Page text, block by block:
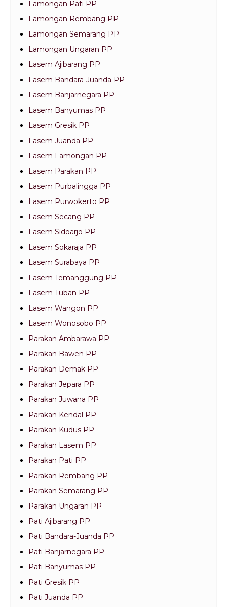
Lamongan Pati PP
Lamongan Rembang PP
Lamongan Semarang PP
Lamongan Ungaran PP
Lasem Ajibarang PP
Lasem Bandara-Juanda PP
Lasem Banjarnegara PP
Lasem Banyumas PP
Lasem Gresik PP
Lasem Juanda PP
Lasem Lamongan PP
Lasem Parakan PP
Lasem Purbalingga PP
Lasem Purwokerto PP
Lasem Secang PP
Lasem Sidoarjo PP
Lasem Sokaraja PP
Lasem Surabaya PP
Lasem Temanggung PP
Lasem Tuban PP
Lasem Wangon PP
Lasem Wonosobo PP
Parakan Ambarawa PP
Parakan Bawen PP
Parakan Demak PP
Parakan Jepara PP
Parakan Juwana PP
Parakan Kendal PP
Parakan Kudus PP
Parakan Lasem PP
Parakan Pati PP
Parakan Rembang PP
Parakan Semarang PP
Parakan Ungaran PP
Pati Ajibarang PP
Pati Bandara-Juanda PP
Pati Banjarnegara PP
Pati Banyumas PP
Pati Gresik PP
Pati Juanda PP